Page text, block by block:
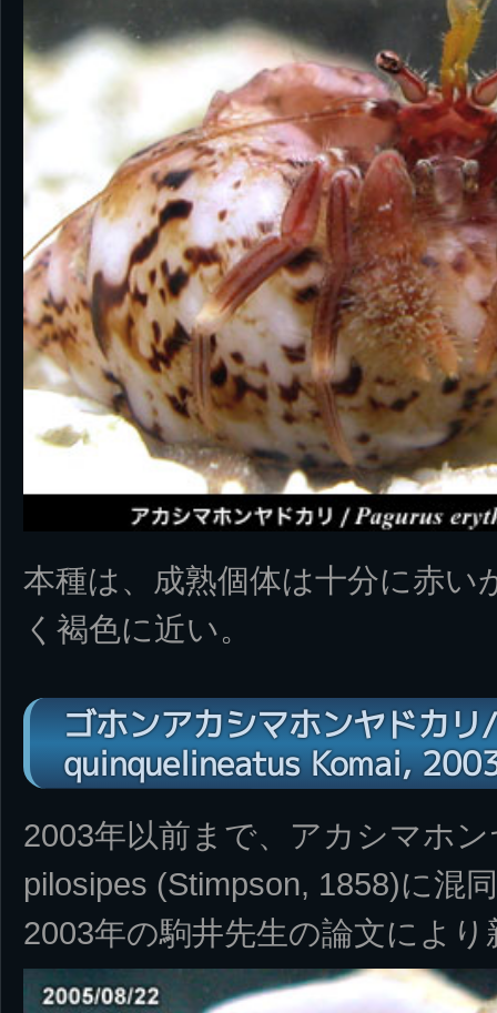
本種は、成熟個体は十分に赤い
く褐色に近い。
ゴホンアカシマホンヤドカ
quinquelineatus Komai,
2003年以前まで、アカシマホ
pilosipes (Stimpson, 1858)に混
2003年の駒井先生の論文によ